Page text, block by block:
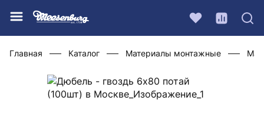
Главная Каталог Материалы монтажные